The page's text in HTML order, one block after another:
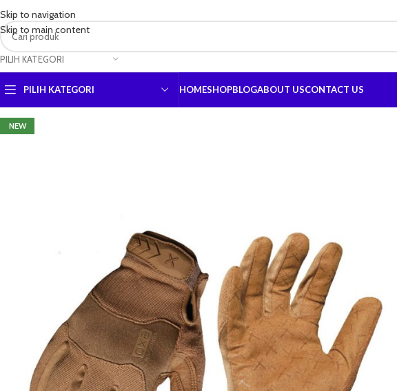
Skip to navigation
Skip to main content
PILIH KATEGORI
PILIH KATEGORI HOMESHOPBLOGABOUT USCONTACT US
NEW